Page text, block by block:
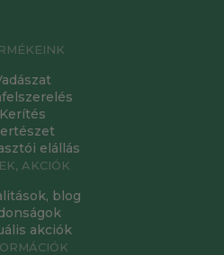
Kerítés
elállás
AKCIÓK
blog
akciók